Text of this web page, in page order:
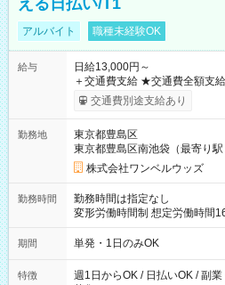
える日払い/T1
アルバイト 職種未経験OK
給与
日給13,000円～
＋交通費支給 ★交通費全額支給！ ┗案件により規定あり ★日払
いOK！（規定あり） ┗働いた
ンビニATMから 日払い分を引き落とせま
交通費別途支給あり
勤務地
東京都豊島区
東京都豊島区南池袋（最寄り駅
株式会社ワンベルウッズ
勤務時間
勤務時間は指定なし
変形労働時間制 想定労働時間160時間/月 【シフ
～21：00
期間 単発・1日のみOK
特徴
週1日からOK / 日払いOK / 副